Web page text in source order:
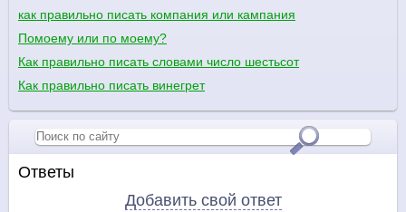
как правильно писать компания или кампания
Помоему или по моему?
Как правильно писать словами число шестьсот
Как правильно писать винегрет
Ответы
Добавить свой ответ